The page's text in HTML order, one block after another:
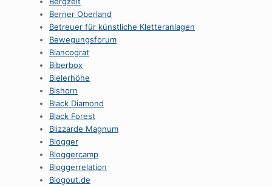
Berner Oberland
Betreuer für künstliche Kletteranlagen
Bewegungsforum
Biancograt
Biberbox
Bielerhöhe
Bishorn
Black Diamond
Black Forest
Blizzarde Magnum
Blogger
Bloggercamp
Bloggerrelation
Blogout.de